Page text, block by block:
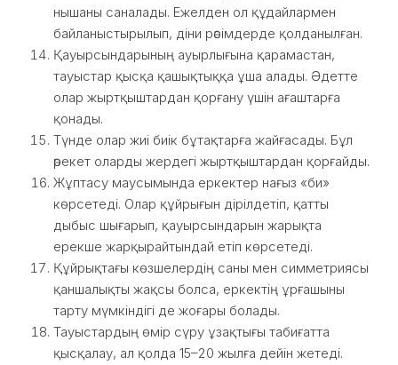
нышаны саналады. Ежелден ол құдайлармен
байланыстырылып, діни рәсімдерде қолданылған.
Қауырсындарының ауырлығына қарамастан,
тауыстар қысқа қашықтыққа ұша алады. Әдетте
олар жыртқыштардан қорғану үшін ағаштарға
қонады.
Түнде олар жиі биік бұтақтарға жайғасады. Бұл
әрекет оларды жердегі жыртқыштардан қорғайды.
Жұптасу маусымында еркектер нағыз «би»
көрсетеді. Олар құйрығын дірілдетіп, қатты
дыбыс шығарып, қауырсындарын жарықта
ерекше жарқырайтындай етіп көрсетеді.
Құйрықтағы көзшелердің саны мен симметриясы
қаншалықты жақсы болса, еркектің ұрғашыны
тарту мүмкіндігі де жоғары болады.
Тауыстардың өмір сүру ұзақтығы табиғатта
қысқалау, ал қолда 15–20 жылға дейін жетеді.